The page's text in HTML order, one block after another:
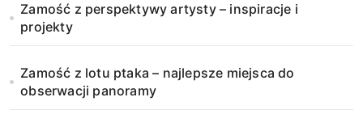
Zamość z perspektywy artysty – inspiracje i
projekty
Zamość z lotu ptaka – najlepsze miejsca do
obserwacji panoramy